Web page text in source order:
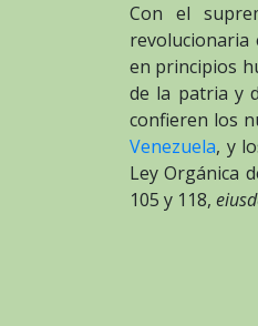
Con el
revolucionaria
en principios
de la patria y
confieren los
Venezuela, y
Ley Orgánica
105 y 118,